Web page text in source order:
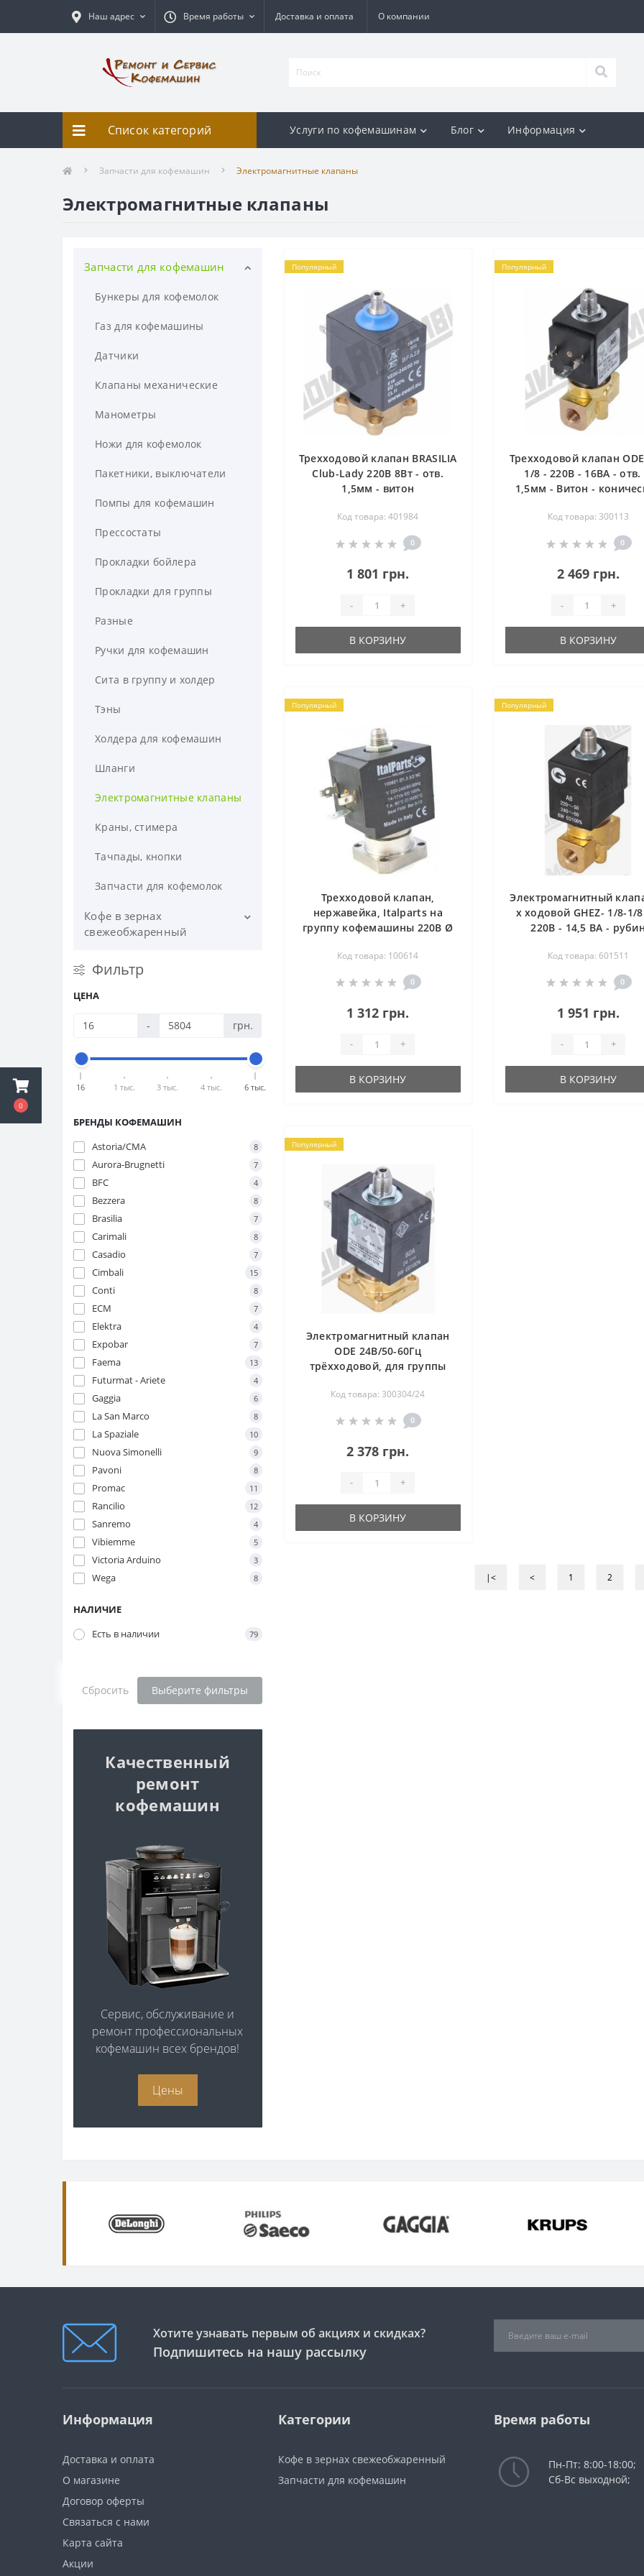
0
Наш адрес Время работы Доставка и оплата О компании
Список категорий Услуги по кофемашинам Блог Информация
Запчасти для кофемашин Электромагнитные клапаны
Электромагнитные клапаны
Запчасти для кофемашин
Бункеры для кофемолок
Газ для кофемашины
Датчики
Клапаны механические
Манометры
Ножи для кофемолок
Пакетники, выключатели
Помпы для кофемашин
Прессостаты
Прокладки бойлера
Прокладки для группы
Разные
Ручки для кофемашин
Сита в группу и холдер
Тэны
Холдера для кофемашин
Шланги
Электромагнитные клапаны
Краны, стимера
Тачпады, кнопки
Запчасти для кофемолок
Кофе в зернах
свежеобжаренный
Ароматизированный кофе
Эспрессо смеси
Фильтр
ЦЕНА
- грн.
16 1 тыс. 3 тыс. 4 тыс. 6 тыс.
БРЕНДЫ КОФЕМАШИН
Astoria/CMA
8
Aurora-Brugnetti 7
BFC 4
Bezzera 8
Brasilia 7
Carimali 8
Casadio 7
Cimbali 15
Conti 8
ECM 7
Elektra 4
Expobar 7
Faema 13
Futurmat - Ariete 4
Gaggia 6
La San Marco 8
La Spaziale 10
Nuova Simonelli 9
Pavoni 8
Promac 11
Rancilio 12
Sanremo 4
Vibiemme 5
Victoria Arduino 3
Wega 8
НАЛИЧИЕ
Есть в наличии
79
Сбросить Выберите фильтры
Качественный
ремонт
кофемашин
Сервис, обслуживание и
ремонт профессиональных
кофемашин всех брендов!
Цены
Популярный
Трехходовой клапан BRASILIA
Club-Lady 220В 8Вт - отв.
1,5мм - витон
Код товара: 401984
0
1 801 грн.
- +
В КОРЗИНУ
Популярный
Трехходовой клапан
1/8 - 220В - 16ВА -
1,5мм - Витон -
Код товара: 300113
0
2 469 грн.
- +
В КОРЗИНУ
Популярный
Трехходовой клапан,
нержавейка, Italparts на
группу кофемашины 220В Ø
Код товара: 100614
0
1 312 грн.
- +
В КОРЗИНУ
Популярный
Электромагнитный
х ходовой GHEZ- 1/8-1/
220В - 14,5 ВА -
Код товара: 601511
0
1 951 грн.
- +
В КОРЗИНУ
Популярный
Электромагнитный клапан
ODE 24В/50-60Гц
трёхходовой, для группы
Код товара: 300304/24
0
2 378 грн.
- +
В КОРЗИНУ
|< < 1 2
Хотите узнавать первым об акциях и скидках?
Подпишитесь на нашу рассылку
Информация
Доставка и оплата
О магазине
Договор оферты
Связаться с нами
Карта сайта
Акции
Категории
Кофе в зернах свежеобжаренный
Запчасти для кофемашин
Время работы
Пн-Пт: 8:00-18:00;
Сб-Вс выходной;